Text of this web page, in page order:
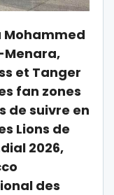
Mohammed
Menara,
et Tanger
fan zones
de suivre en
Lions de
2026,
des